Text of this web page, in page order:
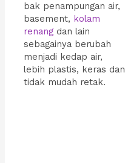
bak penampungan air,
basement, kolam
renangdan lain
sebagainya berubah
menjadi kedap air,
lebih plastis, keras dan
tidak mudah retak.